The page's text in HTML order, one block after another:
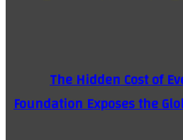
The Hidden Cost of
Foundation Exposes the